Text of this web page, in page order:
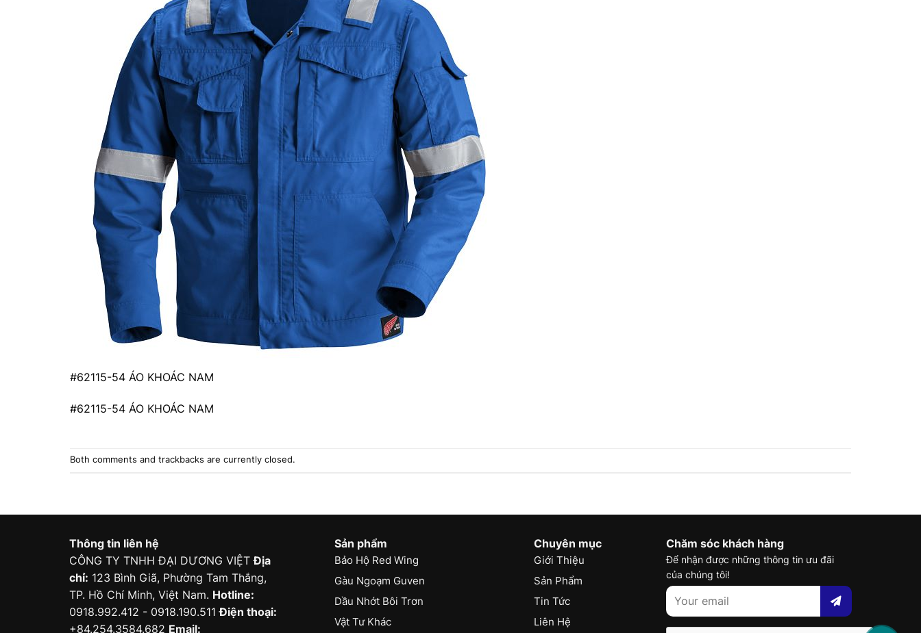
#62115-54 ÁO KHOÁC NAM
#62115-54 ÁO KHOÁC NAM
Both comments and trackbacks are currently closed.
Thông tin liên hệ
CÔNG TY TNHH ĐẠI DƯƠNG VIỆTĐịa
chỉ: 123 Bình Giã, Phường Tam Thắng,
TP. Hồ Chí Minh, Việt Nam. Hotline:
0918.992.412 - 0918.190.511Điện thoại:
+84.254.3584.682 Email:
Sản phẩm
Bảo Hộ Red Wing
Gàu Ngoạm Guven
Dầu Nhớt Bôi Trơn
Vật Tư Khác
Chuyên mục
Giới Thiệu
Sản Phẩm
Tin Tức
Liên Hệ
Chăm sóc khách hàng
Để nhận được những thông tin ưu đãi
của chúng tôi!